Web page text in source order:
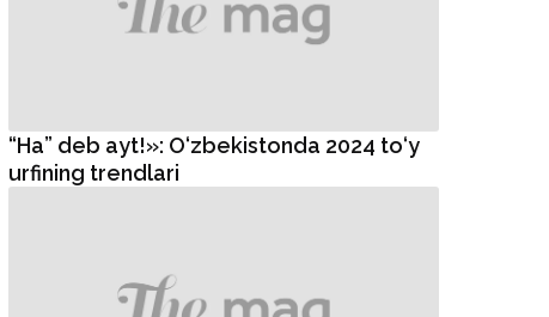
“Ha” deb ayt!»: O‘zbekistonda 2024 to‘y
urfining trendlari